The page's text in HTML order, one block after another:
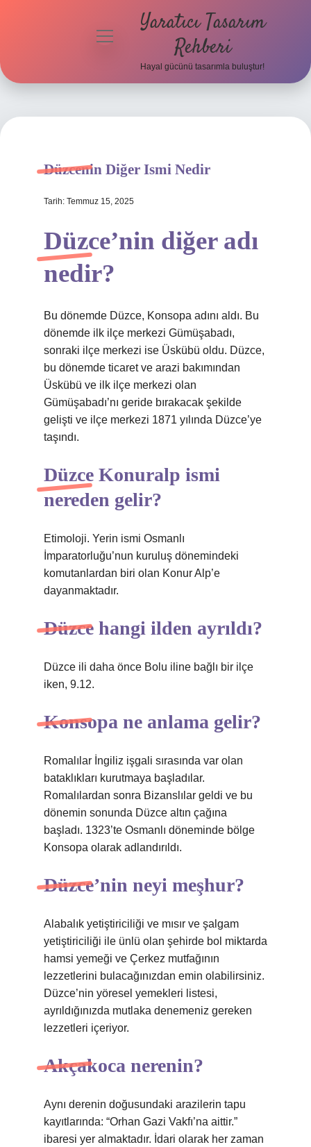
menüyü
Yaratıcı Tasarım
Rehberi
Hayal gücünü tasarımla buluştur!
Düzcenin Diğer Ismi Nedir
Tarih: Temmuz 15, 2025
Düzce’nin diğer adı
nedir?
Bu dönemde Düzce, Konsopa adını aldı. Bu
dönemde ilk ilçe merkezi Gümüşabadı,
sonraki ilçe merkezi ise Üskübü oldu. Düzce,
bu dönemde ticaret ve arazi bakımından
Üskübü ve ilk ilçe merkezi olan
Gümüşabadı’nı geride bırakacak şekilde
gelişti ve ilçe merkezi 1871 yılında Düzce’ye
taşındı.
Düzce Konuralp ismi
nereden gelir?
Etimoloji. Yerin ismi Osmanlı
İmparatorluğu’nun kuruluş dönemindeki
komutanlardan biri olan Konur Alp’e
dayanmaktadır.
Düzce hangi ilden ayrıldı?
Düzce ili daha önce Bolu iline bağlı bir ilçe
iken, 9.12.
Konsopa ne anlama gelir?
Romalılar İngiliz işgali sırasında var olan
bataklıkları kurutmaya başladılar.
Romalılardan sonra Bizanslılar geldi ve bu
dönemin sonunda Düzce altın çağına
başladı. 1323’te Osmanlı döneminde bölge
Konsopa olarak adlandırıldı.
Düzce’nin neyi meşhur?
Alabalık yetiştiriciliği ve mısır ve şalgam
yetiştiriciliği ile ünlü olan şehirde bol miktarda
hamsi yemeği ve Çerkez mutfağının
lezzetlerini bulacağınızdan emin olabilirsiniz.
Düzce’nin yöresel yemekleri listesi,
ayrıldığınızda mutlaka denemeniz gereken
lezzetleri içeriyor.
Akçakoca nerenin?
Aynı derenin doğusundaki arazilerin tapu
kayıtlarında: “Orhan Gazi Vakfı’na aittir.”
ibaresi yer almaktadır. İdari olarak her zaman